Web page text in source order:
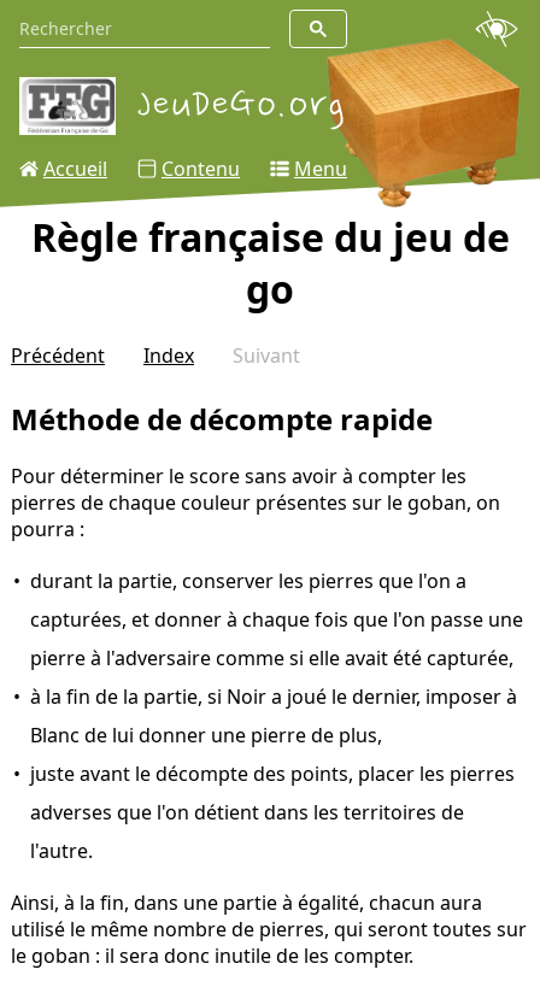
Accueil Contenu Menu
Règle française du jeu de
go
Précédent Index Suivant
Méthode de décompte rapide
Pour déterminer le score sans avoir à compter les
pierres de chaque couleur présentes sur le goban, on
pourra :
durant la partie, conserver les pierres que l'on a
capturées, et donner à chaque fois que l'on passe une
pierre à l'adversaire comme si elle avait été capturée,
à la fin de la partie, si Noir a joué le dernier, imposer à
Blanc de lui donner une pierre de plus,
juste avant le décompte des points, placer les pierres
adverses que l'on détient dans les territoires de
l'autre.
Ainsi, à la fin, dans une partie à égalité, chacun aura
utilisé le même nombre de pierres, qui seront toutes sur
le goban : il sera donc inutile de les compter.